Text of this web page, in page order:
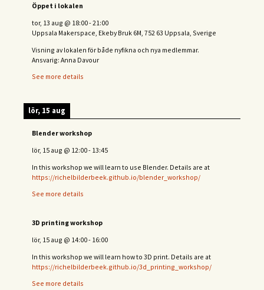
Öppet i lokalen
tor, 13 aug @ 18:00-21:00
Uppsala Makerspace, Ekeby Bruk 6M, 752 63 Uppsala, Sverige
Visning av lokalen för både nyfikna och nya medlemmar.
Ansvarig: Anna Davour
See more details
lör, 15 aug
Blender workshop
lör, 15 aug @ 12:00- 13:45
In this workshop we will learn to use Blender. Details are at
https://richelbilderbeek.github.io/blender_workshop/
See more details
3D printing workshop
lör, 15 aug @ 14:00- 16:00
In this workshop we will learn how to 3D print. Details are at
https://richelbilderbeek.github.io/3d_printing_workshop/
See more details